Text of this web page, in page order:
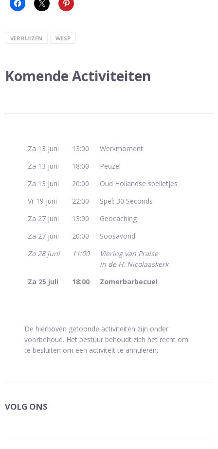
VERHUIZEN WESP
Komende Activiteiten
Za 13 juni 13:00
Werkmoment
Za 13 juni
18:00
Peuzel
Za 13 juni
20:00
Oud Hollandse spelletjes
Vr 19 juni
22:00
Spel: 30 Seconds
Za 27 juni
13:00
Geocaching
Za 27 juni
20:00
Soosavond
Zo 28 juni
11:00
Viering van Praise
in de H. Nicolaaskerk
Za 25 juli
18:00 Zomerbarbecue!
De hierboven getoonde activiteiten zijn onder
voorbehoud. Het bestuur behoudt zich het recht om
te besluiten om een activiteit te annuleren.
VOLG ONS